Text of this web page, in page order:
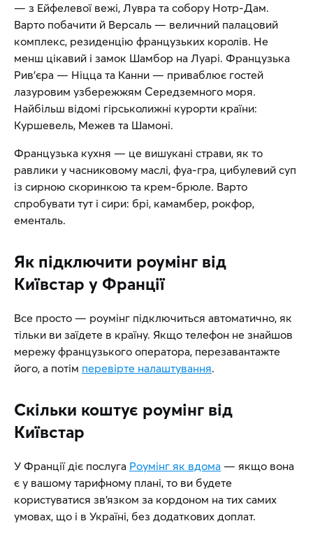
— з Ейфелевої вежі, Лувра та собору Нотр-Дам.
Варто побачити й Версаль — величний палацовий
комплекс, резиденцію французьких королів. Не
менш цікавий і замок Шамбор на Луарі. Французька
Рив’єра — Ніцца та Канни — приваблює гостей
лазуровим узбережжям Середземного моря.
Найбільш відомі гірськолижні курорти країни:
Куршевель, Межев та Шамоні.
Французька кухня — це вишукані страви, як то
равлики у часниковому маслі, фуа-гра, цибулевий суп
із сирною скоринкою та крем-брюле. Варто
спробувати тут і сири: брі, камамбер, рокфор,
ементаль.
Як підключити роумінг від
Київстар у Франції
Все просто — роумінг підключиться автоматично, як
тільки ви заїдете в країну. Якщо телефон не знайшов
мережу французького оператора, перезавантажте
його, а потім перевірте налаштування.
Скільки коштує роумінг від
Київстар
У Франції діє послуга Роумінг як вдома — якщо вона
є у вашому тарифному плані, то ви будете
користуватися зв’язком за кордоном на тих самих
умовах, що і в Україні, без додаткових доплат.